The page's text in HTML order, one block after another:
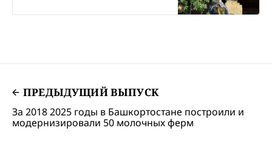
ПРЕДЫДУЩИЙ ВЫПУСК
За 2018 2025 годы в Башкортостане построили и
модернизировали 50 молочных ферм